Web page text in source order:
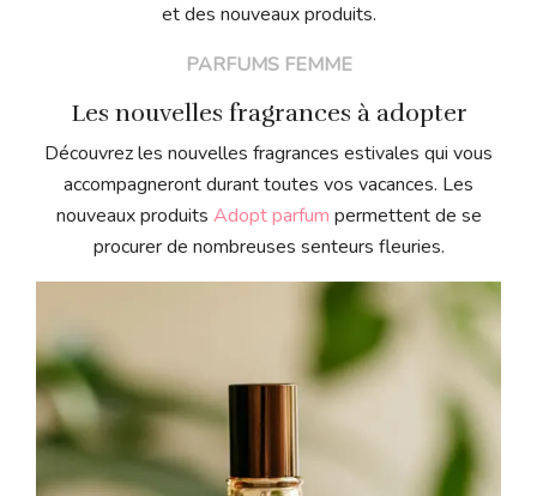
et des nouveaux produits.
PARFUMS FEMME
Les nouvelles fragrances à adopter
Découvrez les nouvelles fragrances estivales qui vous
accompagneront durant toutes vos vacances. Les
nouveaux produits Adopt parfum permettent de se
procurer de nombreuses senteurs fleuries.